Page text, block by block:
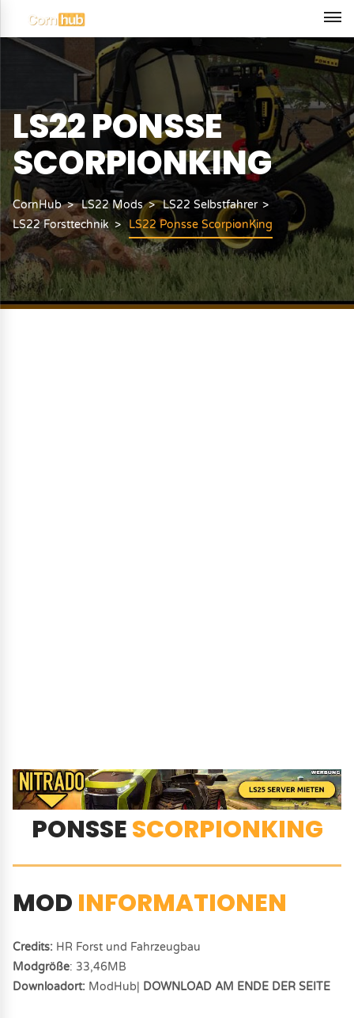
LS22 PONSSE
SCORPIONKING
CornHub LS22 Mods
LS22 Selbstfahrer
LS22 Forsttechnik
LS22 Ponsse ScorpionKing
PONSSESCORPIONKING
MOD INFORMATIONEN
Credits: HR Forst und Fahrzeugbau
Modgröße: 33,46MB
Downloadort: ModHub| DOWNLOAD AM ENDE DER SEITE